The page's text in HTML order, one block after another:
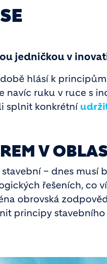
jedničkou v
hlásí k
navíc ruku v ruce s
splnit konkrétní
V
– dnes musí
řešeních, co
obrovská
principy